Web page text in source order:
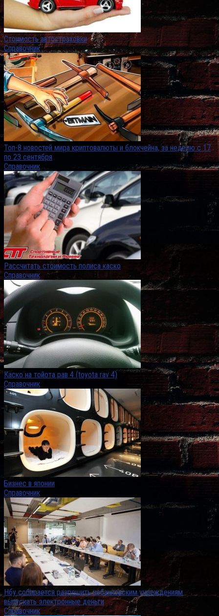
Стоимость автостраховки
Справочник
Топ-8 новостей мира криптовалюты и блокчейна, за неделю с 17
по 23 сентября
Справочник
Рассчитать стоимость полиса каско
Справочник
Каско на тойота рав 4 (toyota rav 4)
Справочник
Бизнес в японии
Справочник
Нбу собирается разрешить небанковским учреждениям
выпускать электронные деньги
Справочник